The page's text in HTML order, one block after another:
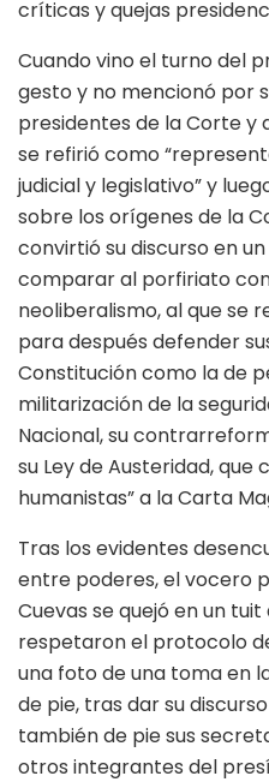
críticas y quejas
Cuando vino el turno del
gesto y no mencionó por
presidentes de la Corte y
se refirió como
judicial y legislativo” y
sobre los orígenes de la
convirtió su discurso en
comparar al porfiriato
neoliberalismo, al que se
para después defender
Constitución como la de
militarización de la
Nacional, su
su Ley de Austeridad, que
humanistas” a la Carta
Tras los evidentes
entre poderes, el vocero
Cuevas se quejó en un tuit
respetaron el protocolo
una foto de una toma en
de pie, tras dar su
también de pie sus
otros integrantes del